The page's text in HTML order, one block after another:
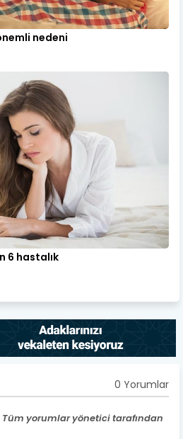
nedeni
6 hastalık
0 Yorumlar
yorumlar yönetici tarafından